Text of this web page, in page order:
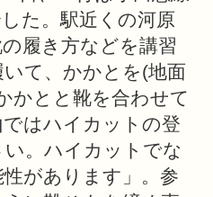
た。駅近くの河原
履き方などを講習
て、かかとを(地面
かとと靴を合わせて
はハイカットの登
。ハイカットでな
があります」。参